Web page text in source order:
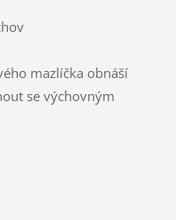
mazlíčka obnáší
se výchovným